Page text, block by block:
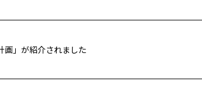
画」が紹介されました